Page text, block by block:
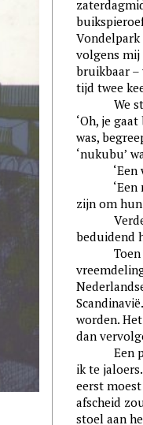
Vondelpark
volgens
bruikbaar –
tijd twee
We
‘Oh, je
was,
‘nukubu’
‘Een
‘Een
zijn om
Verder
beduidend
Toen ik
worden.
dan
Een paar
ik te
eerst
afscheid
stoel aan